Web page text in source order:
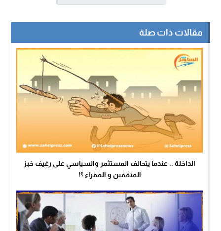
مقالات ذات صلة
الداخلة .. عندما يتحالف المستثمر والسياسي على رغيف خبز
المثقفين و الفقراء ؟!